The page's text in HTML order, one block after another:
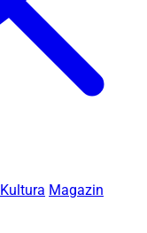
Kultura Magazin